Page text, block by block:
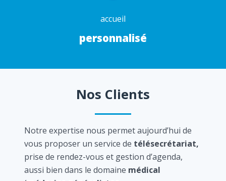
accueil
personnalisé
Nos Clients
Notre expertise nous permet aujourd’hui de
vous proposer un service de télésecrétariat,
prise de rendez-vous et gestion d’agenda,
aussi bien dans le domaine médical